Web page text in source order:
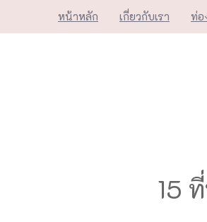
to
หน้าหลัก เกี่ยวกับเรา ท่อ
15